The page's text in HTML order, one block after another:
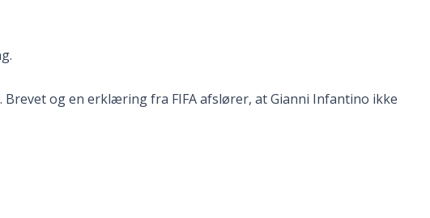
og en erklæring fra FIFA afslører, at Gianni Infantino ikke